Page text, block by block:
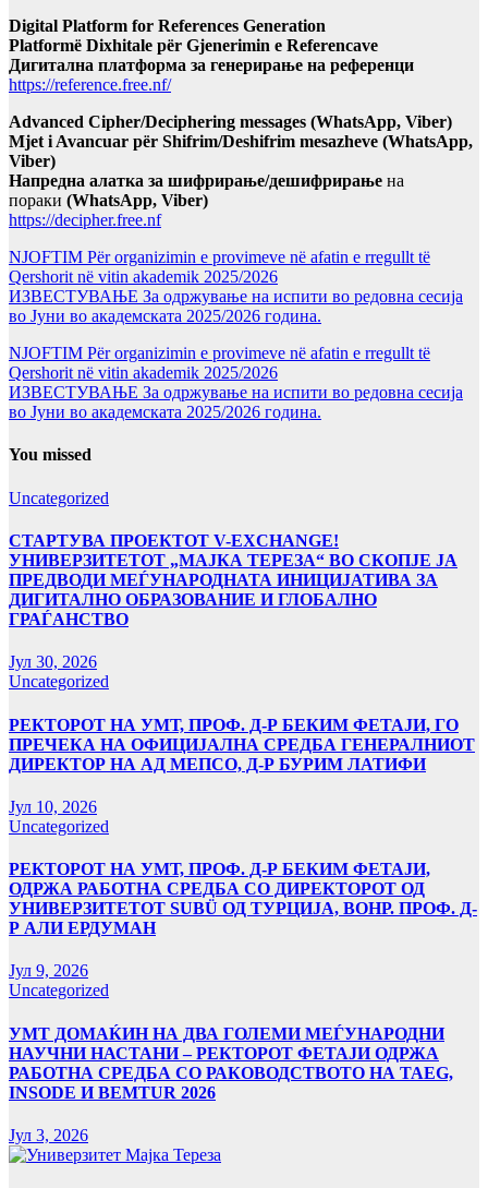
Digital Platform for References Generation
Platformë Dixhitale për Gjenerimin e Referencave
Дигитална платформа за генерирање на референци
https://reference.free.nf/
Advanced Cipher/Deciphering messages (WhatsApp, Viber)
Mjet i Avancuar për Shifrim/Deshifrim mesazheve (WhatsApp,
Viber)
Напредна алатка за шифрирање/дешифрирање на
пораки (WhatsApp, Viber)
https://decipher.free.nf
NJOFTIM Për organizimin e provimeve në afatin e rregullt të
Qershorit në vitin akademik 2025/2026
ИЗВЕСТУВАЊЕ За одржување на испити во редовна сесија
во Јуни во академската 2025/2026 година.
NJOFTIM Për organizimin e provimeve në afatin e rregullt të
Qershorit në vitin akademik 2025/2026
ИЗВЕСТУВАЊЕ За одржување на испити во редовна сесија
во Јуни во академската 2025/2026 година.
You missed
Uncategorized
СТАРТУВА ПРОЕКТОТ V-EXCHANGE!
УНИВЕРЗИТЕТОТ „МАЈКА ТЕРЕЗА“ ВО СКОПЈЕ ЈА
ПРЕДВОДИ МЕЃУНАРОДНАТА ИНИЦИЈАТИВА ЗА
ДИГИТАЛНО ОБРАЗОВАНИЕ И ГЛОБАЛНО
ГРАЃАНСТВО
Јул 30, 2026
Uncategorized
РЕКТОРОТ НА УМТ, ПРОФ. Д-Р БЕКИМ ФЕТАЈИ, ГО
ПРЕЧЕКА НА ОФИЦИЈАЛНА СРЕДБА ГЕНЕРАЛНИОТ
ДИРЕКТОР НА АД МЕПСО, Д-Р БУРИМ ЛАТИФИ
Јул 10, 2026
Uncategorized
РЕКТОРОТ НА УМТ, ПРОФ. Д-Р БЕКИМ ФЕТАЈИ,
ОДРЖА РАБОТНА СРЕДБА СО ДИРЕКТОРОТ ОД
УНИВЕРЗИТЕТОТ SUBÜ ОД ТУРЦИЈА, ВОНР. ПРОФ. Д-
Р АЛИ ЕРДУМАН
Јул 9, 2026
Uncategorized
УMТ ДОМАЌИН НА ДВА ГОЛЕМИ МЕЃУНАРОДНИ
НАУЧНИ НАСТАНИ – РЕКТОРОТ ФЕТАЈИ ОДРЖА
РАБОТНА СРЕДБА СО РАКОВОДСТВОТО НА TAEG,
INSODE И BEMTUR 2026
Јул 3, 2026